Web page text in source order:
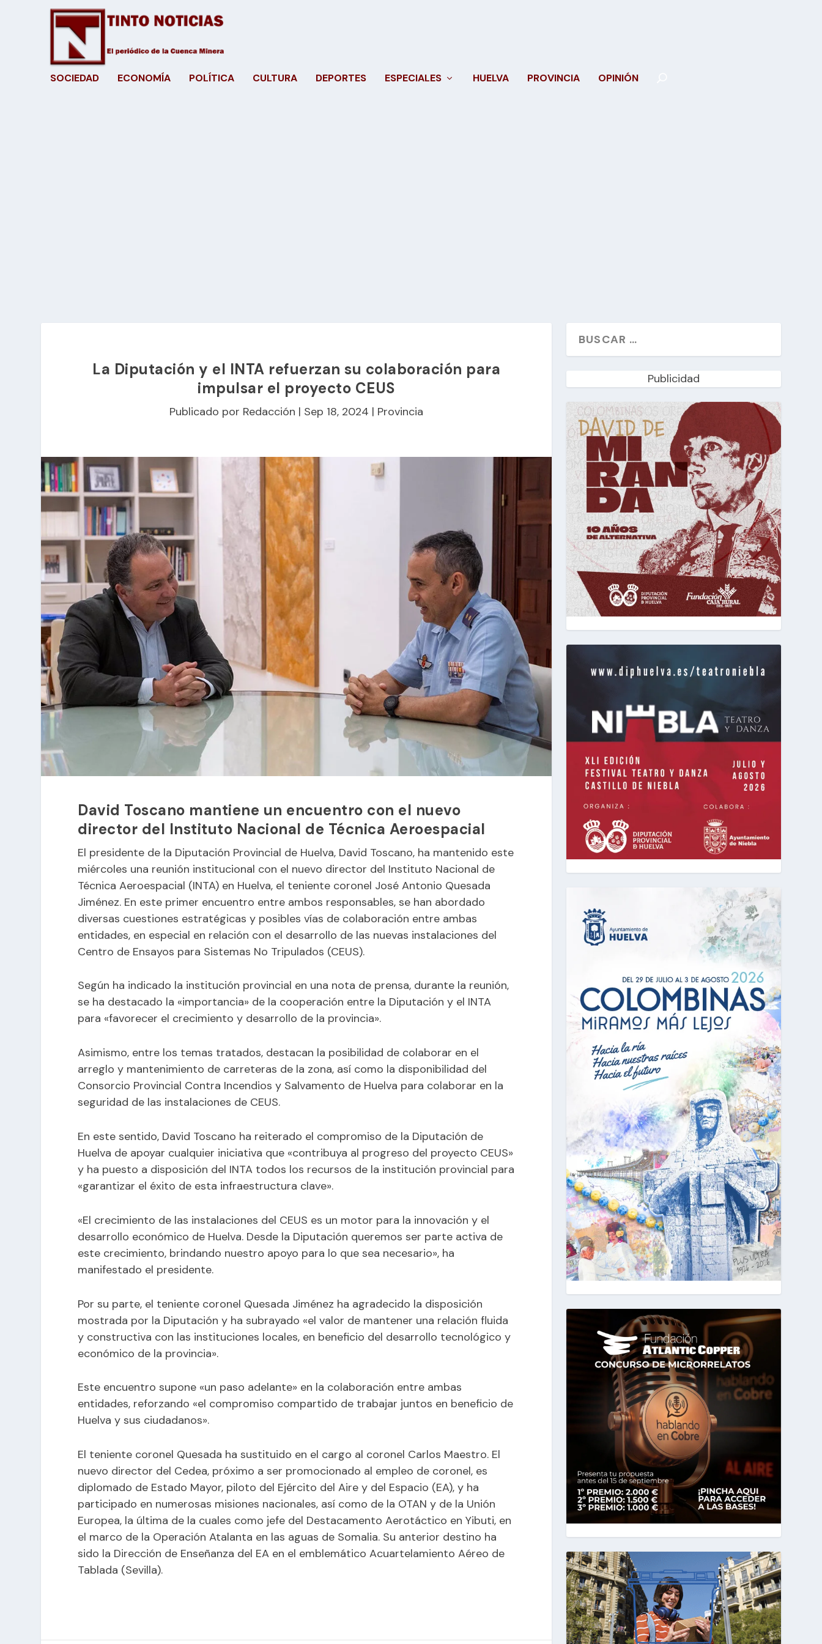
SOCIEDAD ECONOMÍA POLÍTICA CULTURA DEPORTES ESPECIALES HUELVA PROVINCIA OPINIÓN
La Diputación y el INTA refuerzan su colaboración para
impulsar el proyecto CEUS
Publicado por Redacción | Sep 18, 2024 | Provincia
David Toscano mantiene un encuentro con el nuevo
director del Instituto Nacional de Técnica Aeroespacial
El presidente de la Diputación Provincial de Huelva, David Toscano, ha mantenido este
miércoles una reunión institucional con el nuevo director del Instituto Nacional de
Técnica Aeroespacial (INTA) en Huelva, el teniente coronel José Antonio Quesada
Jiménez. En este primer encuentro entre ambos responsables, se han abordado
diversas cuestiones estratégicas y posibles vías de colaboración entre ambas
entidades, en especial en relación con el desarrollo de las nuevas instalaciones del
Centro de Ensayos para Sistemas No Tripulados (CEUS).
Según ha indicado la institución provincial en una nota de prensa, durante la reunión,
se ha destacado la «importancia» de la cooperación entre la Diputación y el INTA
para «favorecer el crecimiento y desarrollo de la provincia».
Asimismo, entre los temas tratados, destacan la posibilidad de colaborar en el
arreglo y mantenimiento de carreteras de la zona, así como la disponibilidad del
Consorcio Provincial Contra Incendios y Salvamento de Huelva para colaborar en la
seguridad de las instalaciones de CEUS.
En este sentido, David Toscano ha reiterado el compromiso de la Diputación de
Huelva de apoyar cualquier iniciativa que «contribuya al progreso del proyecto CEUS»
y ha puesto a disposición del INTA todos los recursos de la institución provincial para
«garantizar el éxito de esta infraestructura clave».
«El crecimiento de las instalaciones del CEUS es un motor para la innovación y el
desarrollo económico de Huelva. Desde la Diputación queremos ser parte activa de
este crecimiento, brindando nuestro apoyo para lo que sea necesario», ha
manifestado el presidente.
Por su parte, el teniente coronel Quesada Jiménez ha agradecido la disposición
mostrada por la Diputación y ha subrayado «el valor de mantener una relación fluida
y constructiva con las instituciones locales, en beneficio del desarrollo tecnológico y
económico de la provincia».
Este encuentro supone «un paso adelante» en la colaboración entre ambas
entidades, reforzando «el compromiso compartido de trabajar juntos en beneficio de
Huelva y sus ciudadanos».
El teniente coronel Quesada ha sustituido en el cargo al coronel Carlos Maestro. El
nuevo director del Cedea, próximo a ser promocionado al empleo de coronel, es
diplomado de Estado Mayor, piloto del Ejército del Aire y del Espacio (EA), y ha
participado en numerosas misiones nacionales, así como de la OTAN y de la Unión
Europea, la última de la cuales como jefe del Destacamento Aerotáctico en Yibuti, en
el marco de la Operación Atalanta en las aguas de Somalia. Su anterior destino ha
sido la Dirección de Enseñanza del EA en el emblemático Acuartelamiento Aéreo de
Tablada (Sevilla).
Publicidad